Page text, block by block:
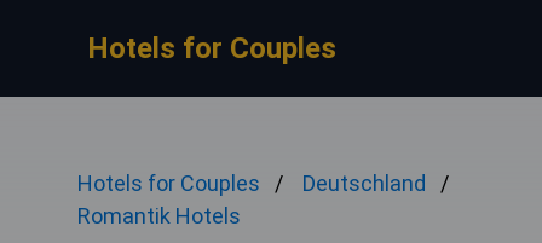
Hotels for Couples
Hotels for Couples
Deutschland
Romantik Hotels